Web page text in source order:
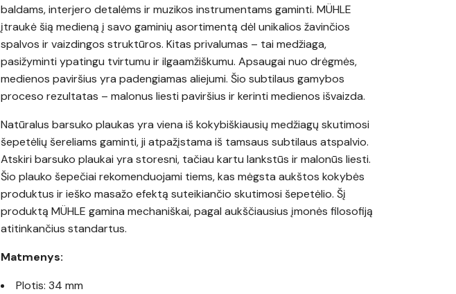
baldams, interjero detalėms ir muzikos instrumentams gaminti. MÜHLE
įtraukė šią medieną į savo gaminių asortimentą dėl unikalios žavinčios
spalvos ir vaizdingos struktūros. Kitas privalumas – tai medžiaga,
pasižyminti ypatingu tvirtumu ir ilgaamžiškumu. Apsaugai nuo drėgmės,
medienos paviršius yra padengiamas aliejumi. Šio subtilaus gamybos
proceso rezultatas – malonus liesti paviršius ir kerinti medienos išvaizda.
Natūralus barsuko plaukas yra viena iš kokybiškiausių medžiagų skutimosi
šepetėlių šereliams gaminti, ji atpažįstama iš tamsaus subtilaus atspalvio.
Atskiri barsuko plaukai yra storesni, tačiau kartu lankstūs ir malonūs liesti.
Šio plauko šepečiai rekomenduojami tiems, kas mėgsta aukštos kokybės
produktus ir ieško masažo efektą suteikiančio skutimosi šepetėlio. Šį
produktą MÜHLE gamina mechaniškai, pagal aukščiausius įmonės filosofiją
atitinkančius standartus.
Matmenys:
Plotis: 34 mm